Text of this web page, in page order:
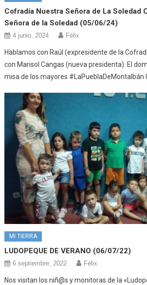
Cofradía Nuestra Señora de La Soledad
Señora de la Soledad (05/06/24)
4 junio, 2024 Félix
Hablamos con Raúl (expresidente de la
con Marisol Cangas (nueva presidenta). El
misa de los mayores
MI TIERRA
LUDOPEQUE DE VERANO (06/07/22)
6 septiembre, 2022 Félix
Nos visitan los niñ@s y monitoras de la